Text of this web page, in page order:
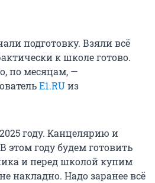
подготовку. Взяли всё
к школе готово.
по месяцам, —
Е1.RUиз
году. Канцелярию и
этом году будем готовить
и перед школой купим
накладно. Надо заранее всё